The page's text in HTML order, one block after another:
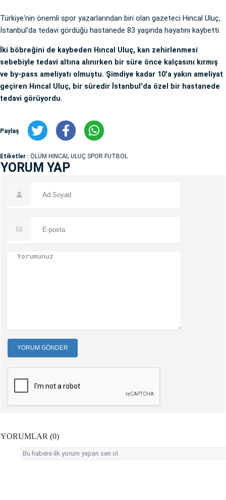
Türkiye'nin önemli spor yazarlarından biri olan gazeteci Hıncal Uluç,
İstanbul'da tedavi gördüğü hastanede 83 yaşında hayatını kaybetti.
İki böbreğini de kaybeden Hıncal Uluç, kan zehirlenmesi
sebebiyle tedavi altına alınırken bir süre önce kalçasını kırmış
ve by-pass ameliyatı olmuştu. Şimdiye kadar 10'a yakın ameliyat
geçiren Hıncal Uluç, bir süredir İstanbul'da özel bir hastanede
tedavi görüyordu.
Paylaş
Etiketler : ÖLÜM HINCAL ULUÇ SPOR FUTBOL
YORUM YAP
YORUM GÖNDER
YORUMLAR (0)
Bu habere ilk yorum yapan sen ol.